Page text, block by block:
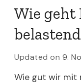
Wie
Updated on 9.
Wie gut wir mit